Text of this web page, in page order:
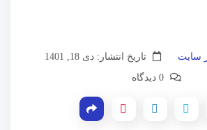
سایت
تاریخ انتشار: دی 18, 1401
0 دیدگاه